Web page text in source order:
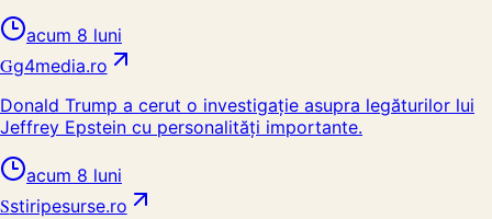
acum 8 luni
Gg4media.ro
Donald Trump a cerut o investigație asupra legăturilor lui
Jeffrey Epstein cu personalități importante.
acum 8 luni
Sstiripesurse.ro